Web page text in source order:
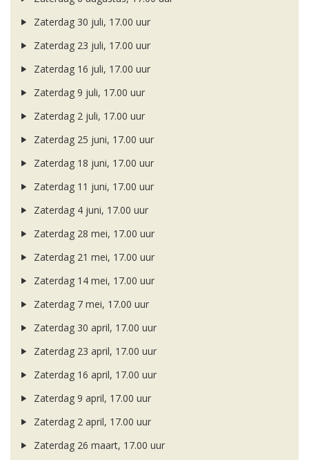
Zaterdag 30 juli, 17.00 uur
Zaterdag 23 juli, 17.00 uur
Zaterdag 16 juli, 17.00 uur
Zaterdag 9 juli, 17.00 uur
Zaterdag 2 juli, 17.00 uur
Zaterdag 25 juni, 17.00 uur
Zaterdag 18 juni, 17.00 uur
Zaterdag 11 juni, 17.00 uur
Zaterdag 4 juni, 17.00 uur
Zaterdag 28 mei, 17.00 uur
Zaterdag 21 mei, 17.00 uur
Zaterdag 14 mei, 17.00 uur
Zaterdag 7 mei, 17.00 uur
Zaterdag 30 april, 17.00 uur
Zaterdag 23 april, 17.00 uur
Zaterdag 16 april, 17.00 uur
Zaterdag 9 april, 17.00 uur
Zaterdag 2 april, 17.00 uur
Zaterdag 26 maart, 17.00 uur